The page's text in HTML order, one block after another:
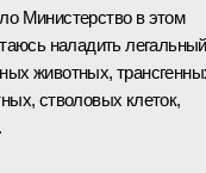
Министерство в этом
наладить легальный
животных,
стволовых клеток,